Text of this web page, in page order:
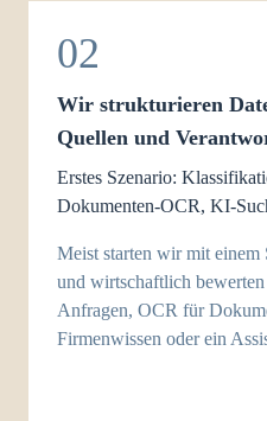
02
Wir strukturieren
Quellen und
Erstes Szenario:
Dokumenten-OCR, KI-
Meist starten wir mit einem
und wirtschaftlich
Anfragen, OCR für
Firmenwissen oder ein